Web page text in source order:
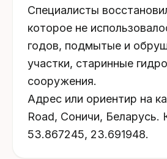
Специалисты
которое не
годов, подмытые и
участки, старинные
сооружения.
Адрес или ориентир на
Road, Соничи, Беларусь.
53.867245, 23.691948.